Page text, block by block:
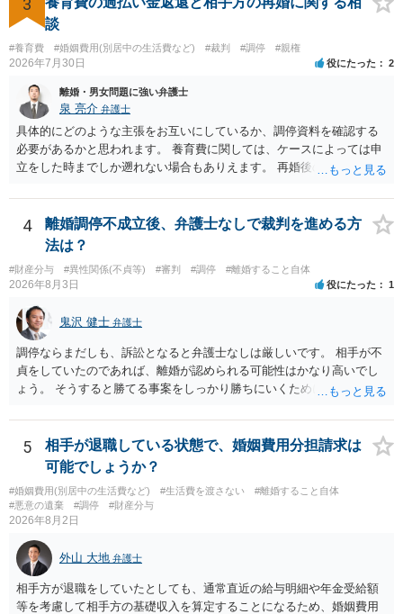
3
談
#養育費 #婚姻費用(別居中の生活費など) #裁判 #調停 #親権
2026年7月30日 役にたった 2
離婚・男女問題に強い弁護士
泉 亮介 弁護士
具体的にどのような主張をお互いにしているか、調停資料を確認する
必要があるかと思われます。 養育費に関しては、ケースによっては申
立をした時までしか遡れない場合もありえます。 再婚後の相手方の行
養育費に関するやりとり等があればそちらについても確認する必要が
あるでしょう。 公開相談の場での回答よりも個別に弁護士にご相談さ
れることをお勧めいたします。
4
離婚調停不成立後、弁護士なしで裁判を進める方
法は？
#財産分与 #異性関係(不貞等) #審判 #調停 #離婚すること自体
2026年8月3日 役にたった 1
鬼沢 健士 弁護士
調停ならまだしも、訴訟となると弁護士なしは厳しいです。 相手が不
貞をしていたのであれば、離婚が認められる可能性はかなり高いでし
ょう。 そうすると勝てる事案をしっかり勝ちにいくためにも弁護士委
5
相手が退職している状態で、婚姻費用分担請求は
可能でしょうか？
#婚姻費用(別居中の生活費など) #生活費を渡さない
#離婚すること自体
#悪意の遺棄
#調停 #財産分与
2026年8月2日
外山 大地 弁護士
相手方が退職をしていたとしても、通常直近の給与明細や年金受給額
等を考慮して相手方の基礎収入を算定することになるため、婚姻費用